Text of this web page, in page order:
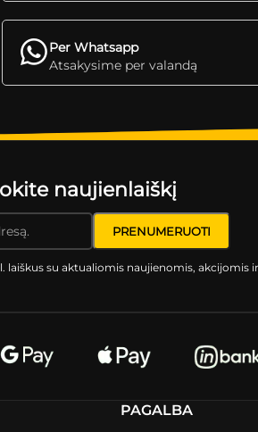
Per Whatsapp
Atsakysime per valandą
naujienlaiškį
laiškus su aktualiomis naujienomis, akcijomis
PAGALBA